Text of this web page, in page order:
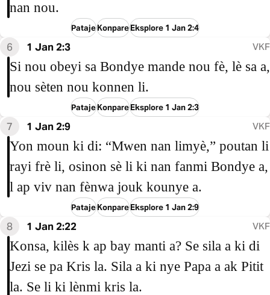
nan nou.
PatajeKonpareEksplore 1 Jan 2:4
6 1 Jan 2:3 VKF
Si nou obeyi sa Bondye mande nou fè, lè sa a,
nou sèten nou konnen li.
PatajeKonpareEksplore 1 Jan 2:3
7 1 Jan 2:9 VKF
Yon moun ki di: “Mwen nan limyè,” poutan li
rayi frè li, osinon sè li ki nan fanmi Bondye a,
l ap viv nan fènwa jouk kounye a.
PatajeKonpareEksplore 1 Jan 2:9
8 1 Jan 2:22 VKF
Konsa, kilès k ap bay manti a? Se sila a ki di
Jezi se pa Kris la. Sila a ki nye Papa a ak Pitit
la. Se li ki lènmi kris la.